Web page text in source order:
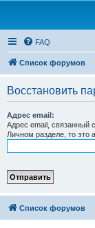
FAQ
Список форумов
Восстановить
Адрес email:
Адрес email, связанный
Личном разделе, то это
Список форумов